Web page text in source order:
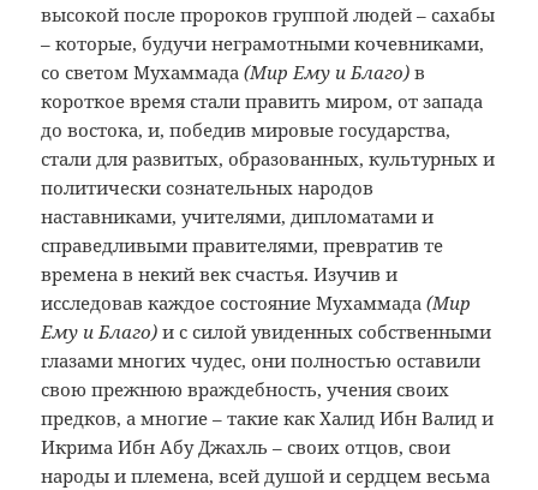
высокой после пророков группой людей – сахабы
– которые, будучи неграмотными кочевниками,
со светом Мухаммада(Мир Ему и Благо) в
короткое время стали править миром, от запада
до востока, и, победив мировые государства,
стали для развитых, образованных, культурных и
политически сознательных народов
наставниками, учителями, дипломатами и
справедливыми правителями, превратив те
времена в некий век счастья. Изучив и
исследовав каждое состояние Мухаммада(Мир
Ему и Благо) и с силой увиденных собственными
глазами многих чудес, они полностью оставили
свою прежнюю враждебность, учения своих
предков, а многие – такие как Халид Ибн Валид и
Икрима Ибн Абу Джахль – своих отцов, свои
народы и племена, всей душой и сердцем весьма